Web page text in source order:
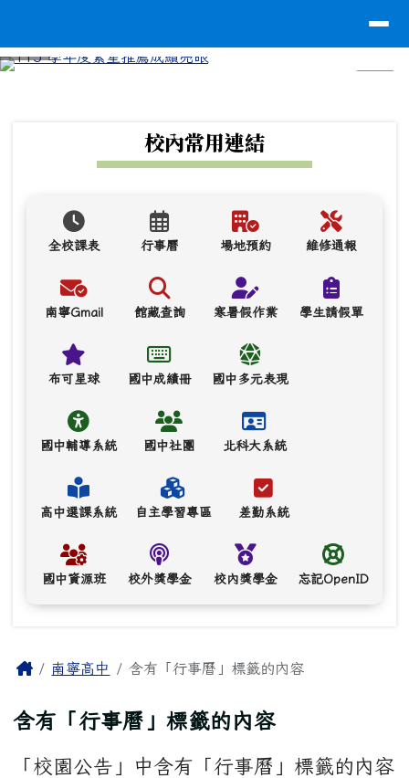
校內常用連結
全校課表 行事曆 場地預約 維修通報
南寧Gmail 館藏查詢 寒暑假作業 學生請假單
布可星球 國中成績冊 國中多元表現
國中輔導系統 國中社團 北科大系統
高中選課系統 自主學習專區 差勤系統
國中資源班 校外獎學金 校內獎學金 忘記OpenID
主內容區域
Home南寧高中 含有「行事曆」標籤的內容
含有「行事曆」標籤的內容
「校園公告」中含有「行事曆」標籤的內容